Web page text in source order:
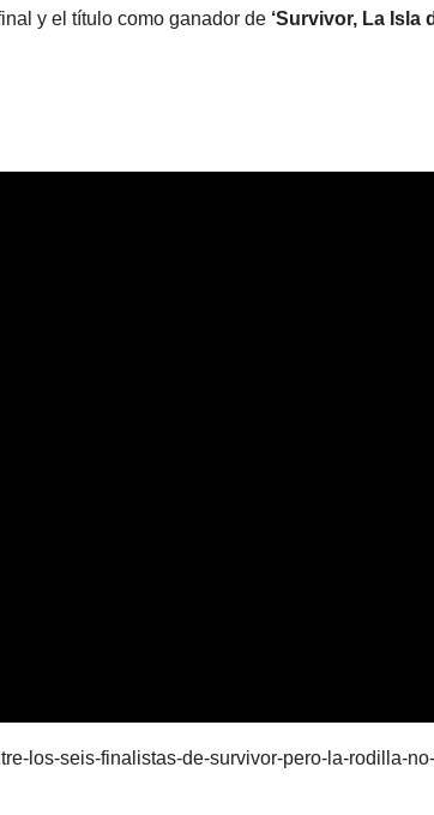
y el título como ganador de ‘Survivor, La Isla
los-seis-finalistas-de-survivor-pero-la-rodilla-no-